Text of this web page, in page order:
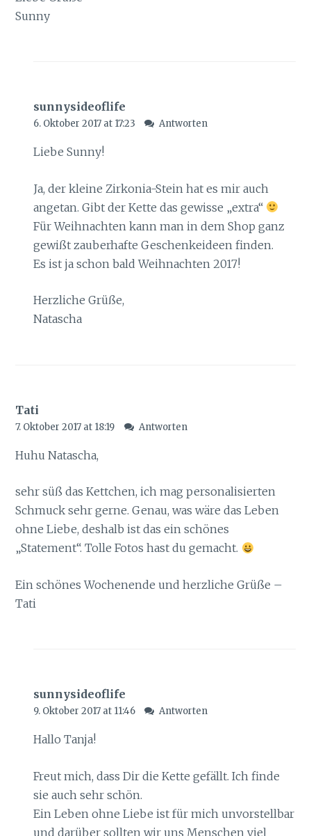
Sunny
sunnysideoflife
6. Oktober 2017 at 17:23 Antworten
Liebe Sunny!
Ja, der kleine Zirkonia-Stein hat es mir auch
angetan. Gibt der Kette das gewisse „extra“
Für Weihnachten kann man in dem Shop ganz
gewißt zauberhafte Geschenkeideen finden.
Es ist ja schon bald Weihnachten 2017!
Herzliche Grüße,
Natascha
Tati
7. Oktober 2017 at 18:19 Antworten
Huhu Natascha,
sehr süß das Kettchen, ich mag personalisierten
Schmuck sehr gerne. Genau, was wäre das Leben
ohne Liebe, deshalb ist das ein schönes
„Statement“. Tolle Fotos hast du gemacht.
Ein schönes Wochenende und herzliche Grüße –
Tati
sunnysideoflife
9. Oktober 2017 at 11:46 Antworten
Hallo Tanja!
Freut mich, dass Dir die Kette gefällt. Ich finde
sie auch sehr schön.
Ein Leben ohne Liebe ist für mich unvorstellbar
und darüber sollten wir uns Menschen viel